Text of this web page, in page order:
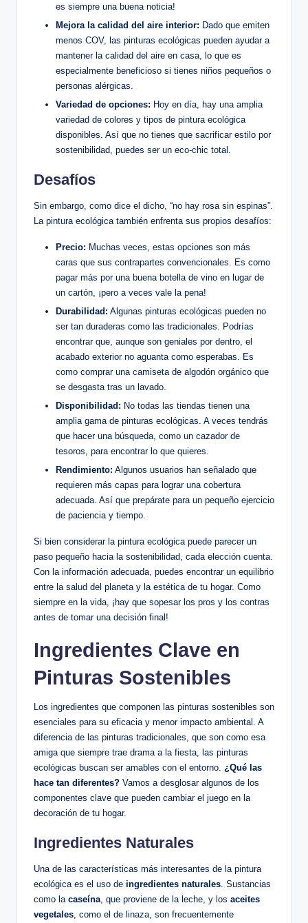
es siempre una buena noticia!
Mejora la calidad del aire interior: Dado que emiten
menos COV, las pinturas ecológicas pueden ayudar a
mantener la calidad del aire en casa, lo que es
especialmente beneficioso si tienes niños pequeños o
personas alérgicas.
Variedad de opciones: Hoy en día, hay una amplia
variedad de colores y tipos de pintura ecológica
disponibles. Así que no tienes que sacrificar estilo por
sostenibilidad, puedes ser un eco-chic total.
Desafíos
Sin embargo, como dice el dicho, “no hay rosa sin espinas”.
La pintura ecológica también enfrenta sus propios desafíos:
Precio: Muchas veces, estas opciones son más
caras que sus contrapartes convencionales. Es como
pagar más por una buena botella de vino en lugar de
un cartón, ¡pero a veces vale la pena!
Durabilidad: Algunas pinturas ecológicas pueden no
ser tan duraderas como las tradicionales. Podrías
encontrar que, aunque son geniales por dentro, el
acabado exterior no aguanta como esperabas. Es
como comprar una camiseta de algodón orgánico que
se desgasta tras un lavado.
Disponibilidad: No todas las tiendas tienen una
amplia gama de pinturas ecológicas. A veces tendrás
que hacer una búsqueda, como un cazador de
tesoros, para encontrar lo que quieres.
Rendimiento: Algunos usuarios han señalado que
requieren más capas para lograr una cobertura
adecuada. Así que prepárate para un pequeño ejercicio
de paciencia y tiempo.
Si bien considerar la pintura ecológica puede parecer un
paso pequeño hacia la sostenibilidad, cada elección cuenta.
Con la información adecuada, puedes encontrar un equilibrio
entre la salud del planeta y la estética de tu hogar. Como
siempre en la vida, ¡hay que sopesar los pros y los contras
antes de tomar una decisión final!
Ingredientes Clave en
Pinturas Sostenibles
Los ingredientes que componen las pinturas sostenibles son
esenciales para su eficacia y menor impacto ambiental. A
diferencia de las pinturas tradicionales, que son como esa
amiga que siempre trae drama a la fiesta, las pinturas
ecológicas buscan ser amables con el entorno. ¿Qué las
hace tan diferentes? Vamos a desglosar algunos de los
componentes clave que pueden cambiar el juego en la
decoración de tu hogar.
Ingredientes Naturales
Una de las características más interesantes de la pintura
ecológica es el uso de ingredientes naturales. Sustancias
como la caseína, que proviene de la leche, y los aceites
vegetales, como el de linaza, son frecuentemente